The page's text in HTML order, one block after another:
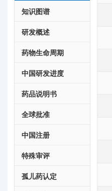
知识图谱
研发概述
药物生命周期
中国研发进度
药品说明书
全球批准
中国注册
特殊审评
孤儿药认定